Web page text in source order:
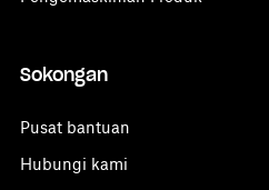
Sokongan
Pusat bantuan
Hubungi kami